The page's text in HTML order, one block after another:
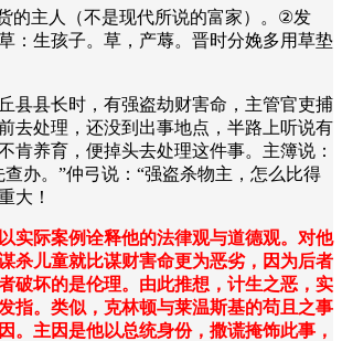
的主人（不是现代所说的富家）。 ②发
：生孩子。草，产蓐。晋时分娩多用草垫
县县长时，有强盗劫财害命，主管官吏捕
去处理，还没到出事地点，半路上听说有
肯养育，便掉头去处理这件事。主簿说：
办。 ”仲弓说： “强盗杀物主，怎么比得
大！
实际案例诠释他的法律观与道德观。对他
杀儿童就比谋财害命更为恶劣，因为后者
破坏的是伦理。由此推想，计生之恶，实
指。类似，克林顿与莱温斯基的苟且之事
。主因是他以总统身份，撒谎掩饰此事，